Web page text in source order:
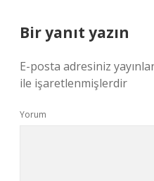
Bir yanıt yazın
E-posta adresiniz
ile işaretlenmişlerdir
Yorum